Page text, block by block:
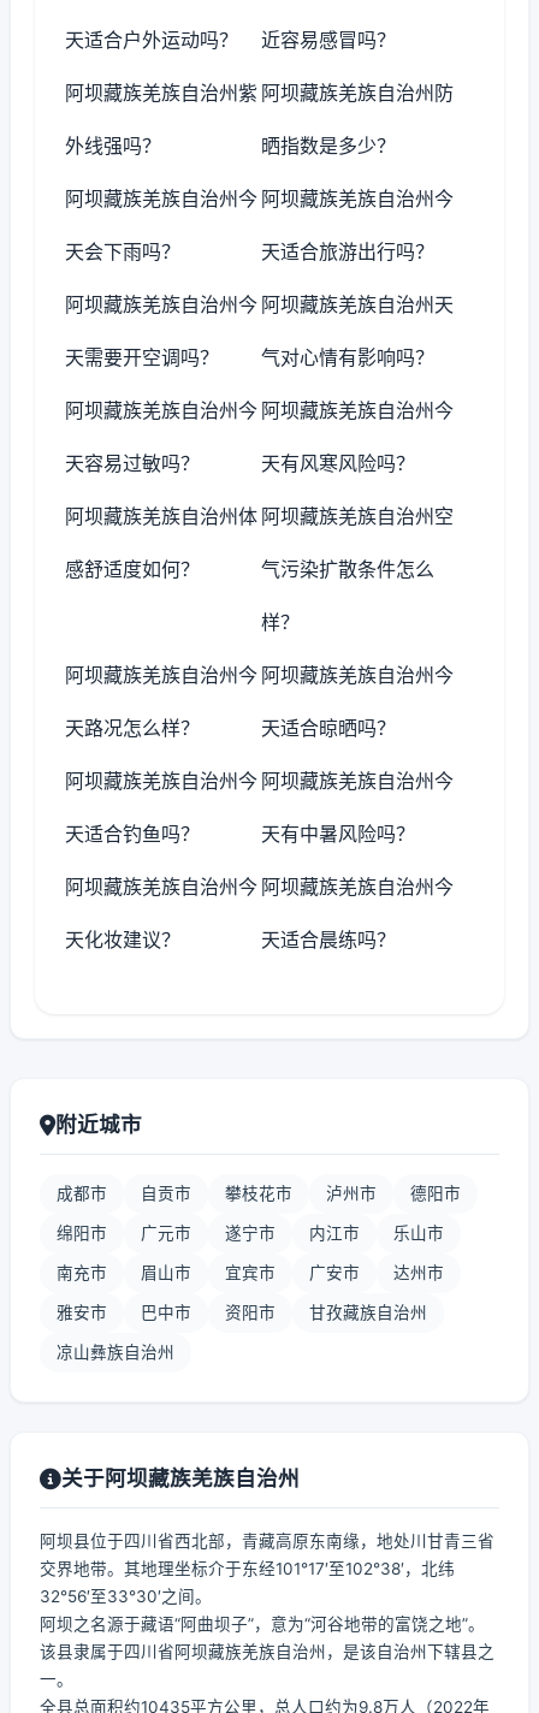
天适合户外运动吗？ 近容易感冒吗？
阿坝藏族羌族自治州紫
外线强吗？
阿坝藏族羌族自治州防
晒指数是多少？
阿坝藏族羌族自治州今
天会下雨吗？
阿坝藏族羌族自治州今
天适合旅游出行吗？
阿坝藏族羌族自治州今
天需要开空调吗？
阿坝藏族羌族自治州天
气对心情有影响吗？
阿坝藏族羌族自治州今
天容易过敏吗？
阿坝藏族羌族自治州今
天有风寒风险吗？
阿坝藏族羌族自治州体
感舒适度如何？
阿坝藏族羌族自治州空
气污染扩散条件怎么
样？
阿坝藏族羌族自治州今
天路况怎么样？
阿坝藏族羌族自治州今
天适合晾晒吗？
阿坝藏族羌族自治州今
天适合钓鱼吗？
阿坝藏族羌族自治州今
天有中暑风险吗？
阿坝藏族羌族自治州今
天化妆建议？
阿坝藏族羌族自治州今
天适合晨练吗？
附近城市
成都市 自贡市 攀枝花市 泸州市 德阳市
绵阳市 广元市 遂宁市 内江市 乐山市
南充市 眉山市 宜宾市 广安市 达州市
雅安市 巴中市 资阳市 甘孜藏族自治州
凉山彝族自治州
关于阿坝藏族羌族自治州
阿坝县位于四川省西北部，青藏高原东南缘，地处川甘青三省
交界地带。其地理坐标介于东经101°17′至102°38′，北纬
32°56′至33°30′之间。
阿坝之名源于藏语“阿曲坝子”，意为“河谷地带的富饶之地”。
该县隶属于四川省阿坝藏族羌族自治州，是该自治州下辖县之
一。
全县总面积约10435平方公里，总人口约为9.8万人（2022年